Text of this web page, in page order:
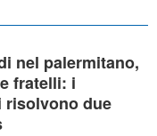
nel palermitano,
fratelli: i
risolvono due